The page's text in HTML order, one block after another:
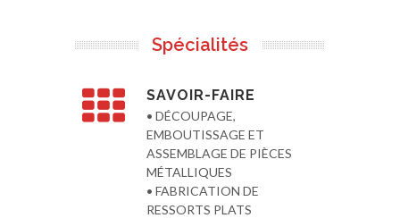
Spécialités
SAVOIR-FAIRE
• DÉCOUPAGE,
EMBOUTISSAGE ET
ASSEMBLAGE DE PIÈCES
MÉTALLIQUES
• FABRICATION DE
RESSORTS PLATS